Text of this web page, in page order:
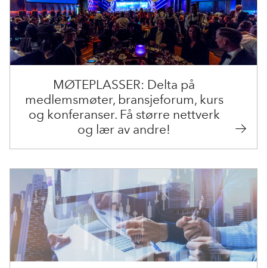
MØTEPLASSER: Delta på
medlemsmøter, bransjeforum, kurs
og konferanser. Få større nettverk
og lær av andre!